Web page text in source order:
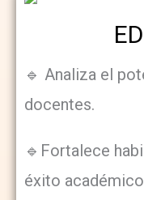
🔹 Analiza el
docentes.
🔹Fortalece
éxito